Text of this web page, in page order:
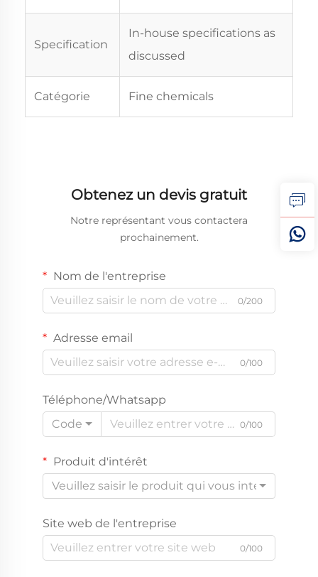
Specification
In-house specifications as
discussed
Catégorie Fine chemicals
Obtenez un devis gratuit
Notre représentant vous contactera
prochainement.
Nom de l'entreprise
0/200
Adresse email
0/100
Téléphone/Whatsapp
Code
0/100
Produit d'intérêt
Veuillez saisir le produit qui vous intéresse
Site web de l'entreprise
0/100